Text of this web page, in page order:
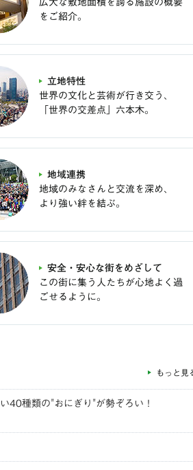
広大な敷地面積を誇る施設の概要
をご紹介。
立地特性
世界の文化と芸術が行き交う、
「世界の交差点」六本木。
地域連携
地域のみなさんと交流を深め、
より強い絆を結ぶ。
安全・安心な街をめざして
この街に集う人たちが心地よく過
ごせるように。
40種類の"おにぎり"が勢ぞろい！
もっと見